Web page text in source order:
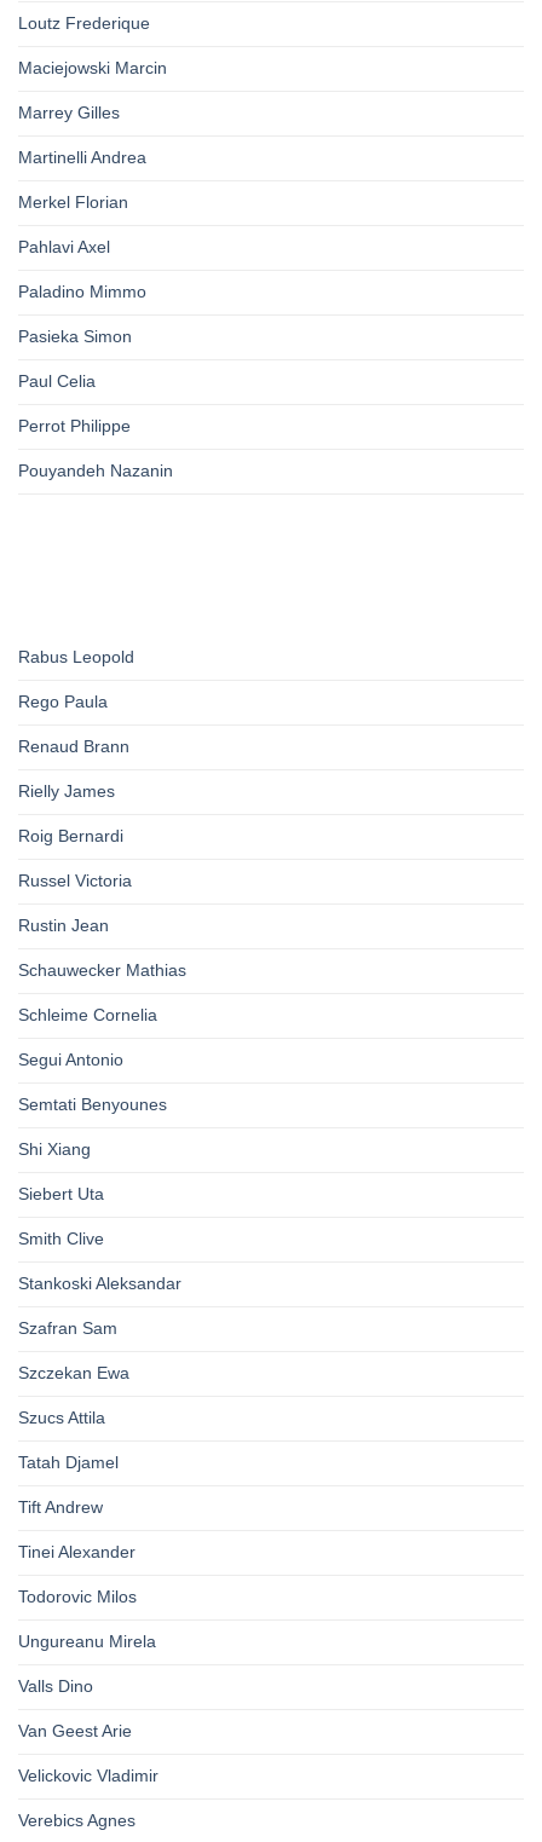
Loutz Frederique
Maciejowski Marcin
Marrey Gilles
Martinelli Andrea
Merkel Florian
Pahlavi Axel
Paladino Mimmo
Pasieka Simon
Paul Celia
Perrot Philippe
Pouyandeh Nazanin
Rabus Leopold
Rego Paula
Renaud Brann
Rielly James
Roig Bernardi
Russel Victoria
Rustin Jean
Schauwecker Mathias
Schleime Cornelia
Segui Antonio
Semtati Benyounes
Shi Xiang
Siebert Uta
Smith Clive
Stankoski Aleksandar
Szafran Sam
Szczekan Ewa
Szucs Attila
Tatah Djamel
Tift Andrew
Tinei Alexander
Todorovic Milos
Ungureanu Mirela
Valls Dino
Van Geest Arie
Velickovic Vladimir
Verebics Agnes